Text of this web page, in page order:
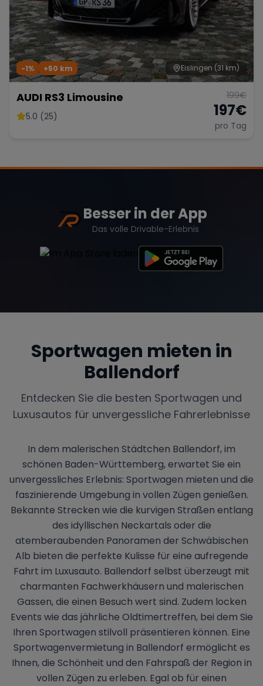
Eislingen (31 km)
-1% +50 km
AUDI RS3 Limousine
5.0 (25)
199€
197€
pro Tag
Besser in der App
Das volle Drivable-Erlebnis
Sportwagen mieten in
Ballendorf
Entdecken Sie die besten Sportwagen und
Luxusautos für unvergessliche Fahrerlebnisse
In dem malerischen Städtchen Ballendorf, im
schönen Baden-Württemberg, erwartet Sie ein
unvergessliches Erlebnis: Sportwagen mieten und die
faszinierende Umgebung in vollen Zügen genießen.
Bekannte Strecken wie die kurvigen Straßen entlang
des idyllischen Neckartals oder die
atemberaubenden Panoramen der Schwäbischen
Alb bieten die perfekte Kulisse für eine aufregende
Fahrt im Luxusauto. Ballendorf selbst überzeugt mit
charmanten Fachwerkhäusern und malerischen
Gassen, die einen Besuch wert sind. Zudem locken
Events wie das jährliche Oldtimertreffen, bei dem Sie
Ihren Sportwagen stilvoll präsentieren können. Eine
Sportwagenvermietung in Ballendorf ermöglicht es
Ihnen, die Schönheit und den Fahrspaß der Region in
vollen Zügen zu erleben. Egal ob für einen